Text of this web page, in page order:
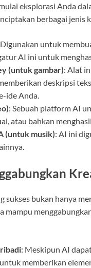
eksplorasi Anda
berbagai jenis
untuk
AI ini untuk
(untuk gambar): Alat
deskripsi
ide Anda.
: Sebuah platform AI
atau bahkan
(untuk musik): AI ini
sukses bukan hanya
mampu
: Meskipun AI
memberikan